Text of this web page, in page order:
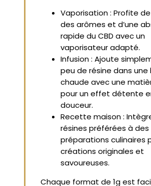
Vaporisation : Profite
des arômes et d’une
rapide du CBD avec un
vaporisateur adapté.
Infusion : Ajoute
peu de résine dans une
chaude avec une
pour un effet détente
douceur.
Recette maison :
résines préférées à des
préparations culinaires
créations originales et
savoureuses.
Chaque format de 1g est